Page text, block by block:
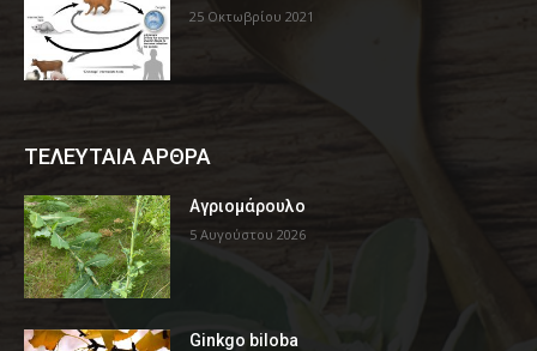
25 Οκτωβρίου 2021
ΤΕΛΕΥΤΑΙΑ ΑΡΘΡΑ
Αγριομάρουλο
5 Αυγούστου 2026
Ginkgo biloba